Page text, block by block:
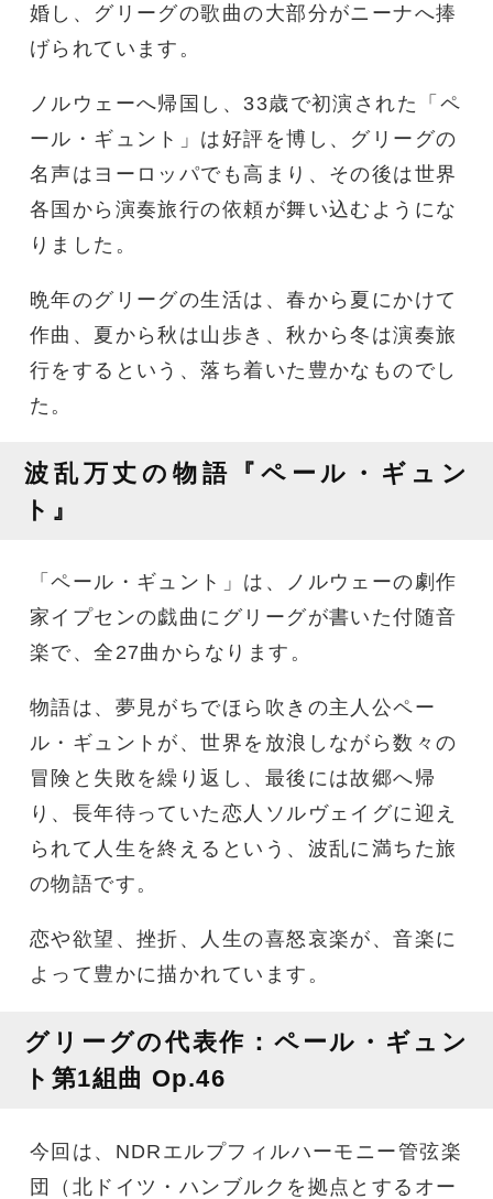
婚し、グリーグの歌曲の大部分がニーナへ捧
げられています。
ノルウェーへ帰国し、33歳で初演された「ペ
ール・ギュント」は好評を博し、グリーグの
名声はヨーロッパでも高まり、その後は世界
各国から演奏旅行の依頼が舞い込むようにな
りました。
晩年のグリーグの生活は、春から夏にかけて
作曲、夏から秋は山歩き、秋から冬は演奏旅
行をするという、落ち着いた豊かなものでし
た。
波乱万丈の物語『ペール・ギュン
ト』
「ペール・ギュント」は、ノルウェーの劇作
家イプセンの戯曲にグリーグが書いた付随音
楽で、全27曲からなります。
物語は、夢見がちでほら吹きの主人公ペー
ル・ギュントが、世界を放浪しながら数々の
冒険と失敗を繰り返し、最後には故郷へ帰
り、長年待っていた恋人ソルヴェイグに迎え
られて人生を終えるという、波乱に満ちた旅
の物語です。
恋や欲望、挫折、人生の喜怒哀楽が、音楽に
よって豊かに描かれています。
グリーグの代表作：ペール・ギュン
ト第1組曲 Op.46
今回は、NDRエルプフィルハーモニー管弦楽
団（北ドイツ・ハンブルクを拠点とするオー